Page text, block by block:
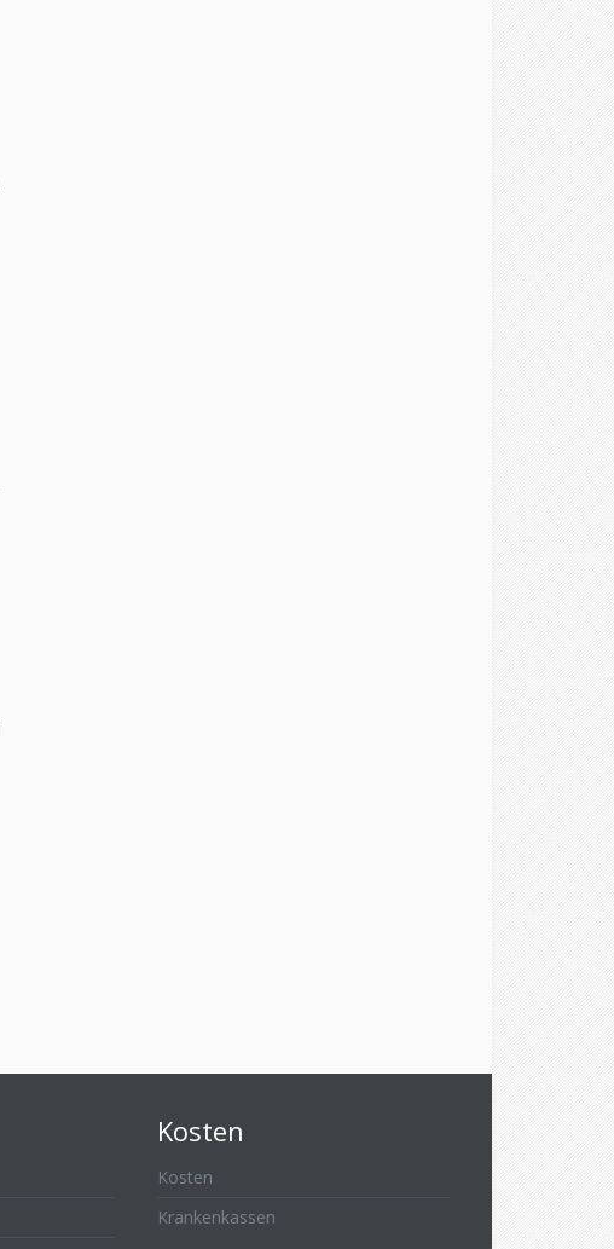
Kosten
Kosten
Krankenkassen